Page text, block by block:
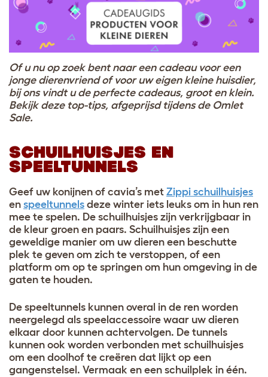
Of u nu op zoek bent naar een cadeau voor een
jonge dierenvriend of voor uw eigen kleine huisdier,
bij ons vindt u de perfecte cadeaus, groot en klein.
Bekijk deze top-tips, afgeprijsd tijdens de Omlet
Sale.
SCHUILHUISJES EN
SPEELTUNNELS
Geef uw konijnen of cavia’s met Zippi schuilhuisjes
en speeltunnels deze winter iets leuks om in hun ren
mee te spelen. De schuilhuisjes zijn verkrijgbaar in
de kleur groen en paars. Schuilhuisjes zijn een
geweldige manier om uw dieren een beschutte
plek te geven om zich te verstoppen, of een
platform om op te springen om hun omgeving in de
gaten te houden.
De speeltunnels kunnen overal in de ren worden
neergelegd als speelaccessoire waar uw dieren
elkaar door kunnen achtervolgen. De tunnels
kunnen ook worden verbonden met schuilhuisjes
om een doolhof te creëren dat lijkt op een
gangenstelsel. Vermaak en een schuilplek in één.